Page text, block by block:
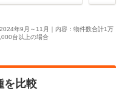
年9月～11月｜内容：物件数合計1万
台以上の場合
を比較